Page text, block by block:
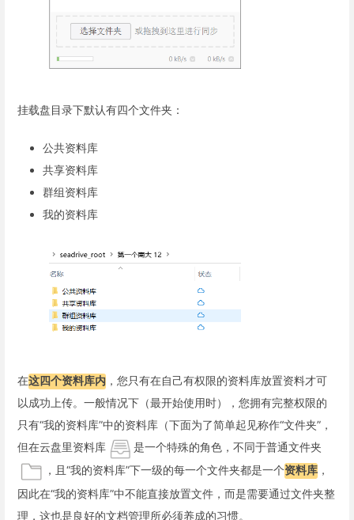
挂载盘目录下默认有四个文件夹：
公共资料库
共享资料库
群组资料库
我的资料库
在这四个资料库内 ，您只有在自己有权限的资料库放置资料才可
以成功上传。一般情况下（最开始使用时），您拥有完整权限的
只有“我的资料库”中的资料库（下面为了简单起见称作“文件夹”，
但在云盘里资料库
是一个特殊的角色，不同于普通文件夹
，且“我的资料库”下一级的每一个文件夹都是一个资料库 ，
因此在“我的资料库”中不能直接放置文件，而是需要通过文件夹整
理，这也是良好的文档管理所必须养成的习惯。